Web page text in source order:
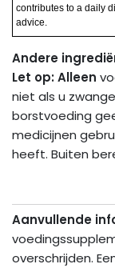
contributes to a daily
advice.
Andere
Let op: Alleen
niet als u
borstvoeding
medicijnen
heeft. Buiten
Aanvullende
overschrijden.